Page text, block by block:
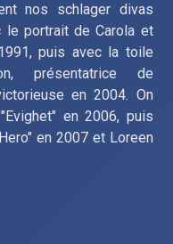
nos schlager divas
le portrait de Carola et
puis avec la toile
présentatrice de
en 2004. On
en 2006, puis
en 2007 et Loreen